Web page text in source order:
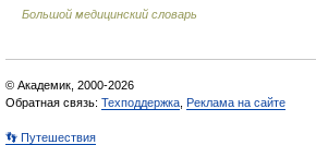
Большой медицинский словарь
© Академик, 2000-2026
Обратная связь: Техподдержка Реклама на сайте
👣 Путешествия